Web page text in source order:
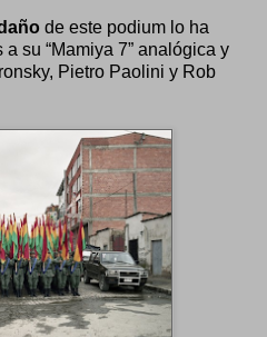
de este podium lo ha
a su “Mamiya 7” analógica y
Pietro Paolini y Rob